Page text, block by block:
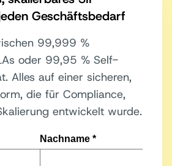
Geschäftsbedarf
99,999 %
oder 99,95 % Self-
Alles auf einer sicheren,
die für Compliance,
entwickelt wurde.